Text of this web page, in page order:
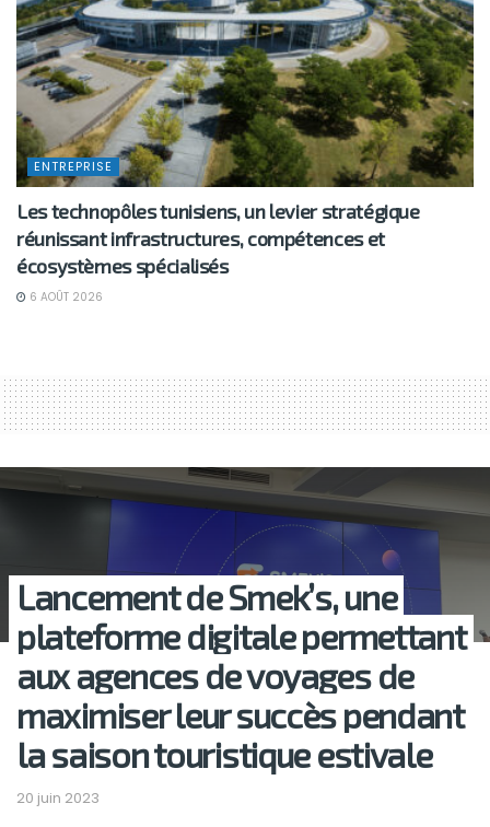
ENTREPRISE
Les technopôles tunisiens, un levier stratégique
réunissant infrastructures, compétences et
écosystèmes spécialisés
6 AOÛT 2026
Lancement de Smek’s, une
plateforme digitale permettant
aux agences de voyages de
maximiser leur succès pendant
la saison touristique estivale
20 juin 2023